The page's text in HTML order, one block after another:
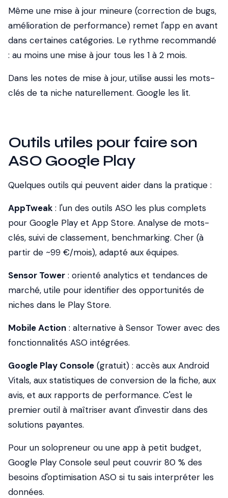
Même une mise à jour mineure (correction de bugs,
amélioration de performance) remet l'app en avant
dans certaines catégories. Le rythme recommandé
: au moins une mise à jour tous les 1 à 2 mois.
Dans les notes de mise à jour, utilise aussi les mots-
clés de ta niche naturellement. Google les lit.
Outils utiles pour faire son
ASO Google Play
Quelques outils qui peuvent aider dans la pratique :
AppTweak : l'un des outils ASO les plus complets
pour Google Play et App Store. Analyse de mots-
clés, suivi de classement, benchmarking. Cher (à
partir de ~99 €/mois), adapté aux équipes.
Sensor Tower : orienté analytics et tendances de
marché, utile pour identifier des opportunités de
niches dans le Play Store.
Mobile Action : alternative à Sensor Tower avec des
fonctionnalités ASO intégrées.
Google Play Console (gratuit) : accès aux Android
Vitals, aux statistiques de conversion de la fiche, aux
avis, et aux rapports de performance. C'est le
premier outil à maîtriser avant d'investir dans des
solutions payantes.
Pour un solopreneur ou une app à petit budget,
Google Play Console seul peut couvrir 80 % des
besoins d'optimisation ASO si tu sais interpréter les
données.